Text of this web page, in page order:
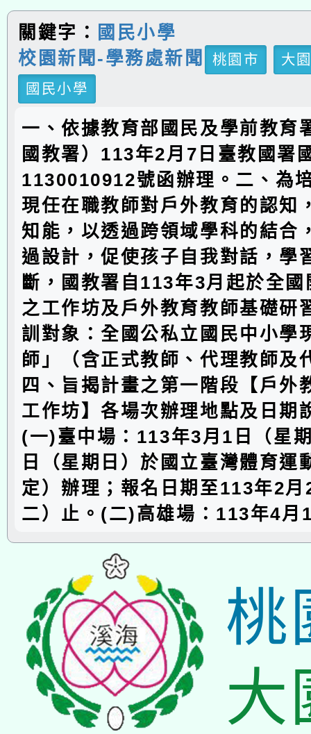
關鍵字：
國民小學
校園新聞-學務處新聞
桃園市
大
國民小學
一、依據教育部國民及學前教育
國教署）113年2月7日臺教國署
1130010912號函辦理。二、為
現任在職教師對戶外教育的認知
知能，以透過跨領域學科的結合
過設計，促使孩子自我對話，學
斷，國教署自113年3月起於全
之工作坊及戶外教育教師基礎研
訓對象：全國公私立國民中小學
師」（含正式教師、代理教師及
四、旨揭計畫之第一階段【戶外
工作坊】各場次辦理地點及日期
(一)臺中場：113年3月1日（星
日（星期日）於國立臺灣體育運
定）辦理；報名日期至113年2
二）止。(二)高雄場：113年4月
桃
大